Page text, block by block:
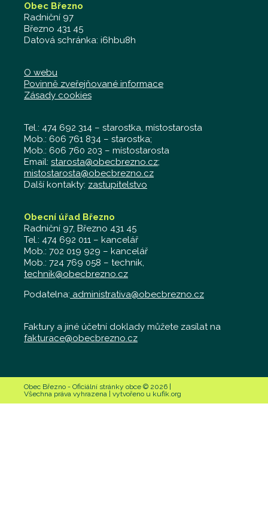
Obec Březno
Radniční 97
Březno 431 45
Datová schránka: i6hbu8h
O webu
Povinně zveřejňované informace
Zásady cookies
Tel.: 474 692 314 – starostka, místostarosta
Mob.: 606 761 834 – starostka;
Mob.: 606 760 203 – místostarosta
Email: starosta@obecbrezno.cz;
mistostarosta@obecbrezno.cz
Další kontakty: zastupitelstvo
Obecní úřad Březno
Radniční 97, Březno 431 45
Tel.: 474 692 011 – kancelář
Mob.: 702 019 929 – kancelář
Mob.: 724 769 058 – technik,
technik@obecbrezno.cz
Podatelna: administrativa@obecbrezno.cz
Faktury a jiné účetní doklady můžete zasílat na
fakturace@obecbrezno.cz
Obec Březno - Oficiální stránky obce © 2026 |
Všechna práva vyhrazena | vytvořeno u kufik.org